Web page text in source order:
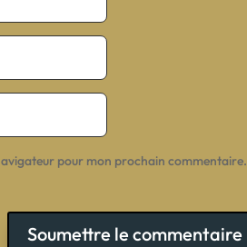
pour mon prochain commentaire.
Soumettre le commentaire